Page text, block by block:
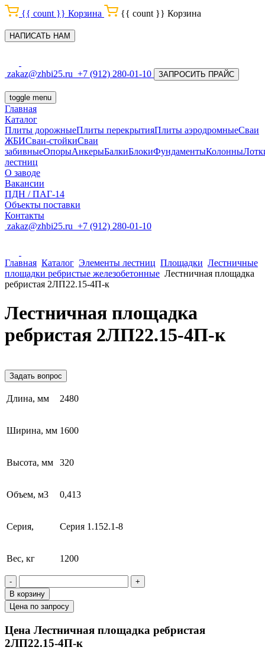
{{ count }} Корзина {{ count }} Корзина
НАПИСАТЬ НАМ
zakaz@zhbi25.ru +7 (912) 280-01-10 ЗАПРОСИТЬ ПРАЙС
toggle menu
Главная
Каталог
Плиты дорожныеПлиты перекрытияПлиты аэродромныеСваи
ЖБИСваи-стойкиСваи
забивныеОпорыАнкерыБалкиБлокиФундаментыКолонны
лестниц
О заводе
Вакансии
ПДН / ПАГ-14
Объекты поставки
Контакты
zakaz@zhbi25.ru +7 (912) 280-01-10
Главная Каталог Элементы лестниц Площадки Лестничные
площадки ребристые железобетонные Лестничная площадка
ребристая 2ЛП22.15-4П-к
Лестничная площадка
ребристая 2ЛП22.15-4П-к
Задать вопрос
Длина, мм 2480
Ширина, мм 1600
Высота, мм 320
Объем, м3 0,413
Серия, Серия 1.152.1-8
Вес, кг 1200
-
+
В корзину
Цена по запросу
Цена Лестничная площадка ребристая
2ЛП22.15-4П-к